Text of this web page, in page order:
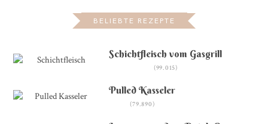
BELIEBTE REZEPTE
Schichtfleisch vom Gasgrill
(99.015)
Pulled Kasseler
(79.890)